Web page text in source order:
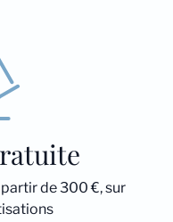
de 300 €, sur